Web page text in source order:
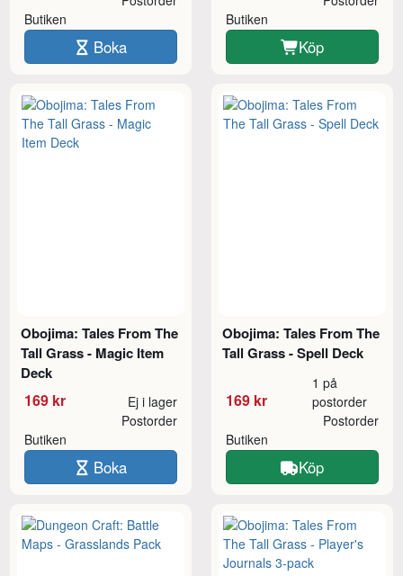
Butiken
Boka
Butiken
Köp
Obojima: Tales From The
Tall Grass - Magic Item
Deck
169 kr Ej i lager
Butiken
Postorder
Boka
Obojima: Tales From The
Tall Grass - Spell Deck
169 kr
1 på
postorder
Butiken
Postorder
Köp